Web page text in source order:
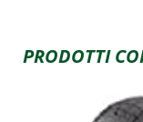
PRODOTTI